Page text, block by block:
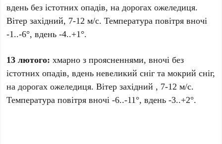
вдень без істотних опадів, на дорогах ожеледиця.
Вітер західний, 7-12 м/с. Температура повітря вночі
-1..-6°, вдень -4..+1°.
13 лютого: хмарно з проясненнями, вночі без
істотних опадів, вдень невеликий сніг та мокрий сніг,
на дорогах ожеледиця. Вітер західний , 7-12 м/с.
Температура повітря вночі -6..-11°, вдень -3..+2°.